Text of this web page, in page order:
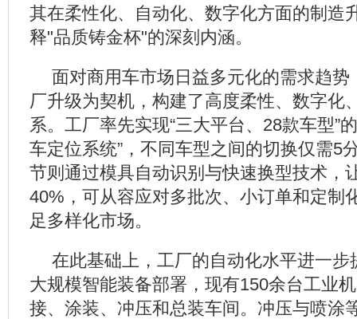
其在柔性化、自动化、数字化方面的制造
释"品质铸金杯"的深刻内涵。
面对商用车市场日益多元化的需求趋势
厂升级为契机，构建了高度柔性、数字化
系。工厂率先实现“三大平台、28款车型”
车定位系统”，不同车型之间的切换仅需5
节则通过模具自动识别与快速换型技术，
40%，可从容应对多批次、小订单和定制
足多样化市场。
在此基础上，工厂的自动化水平进一步
大规模智能装备部署，现有150余台工业
接、涂装、冲压和总装车间。冲压与喷涂